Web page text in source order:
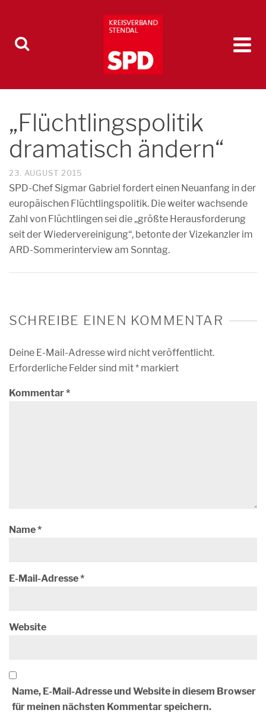
„Flüchtlingspolitik
dramatisch ändern“
23. AUGUST 2015
SPD-Chef Sigmar Gabriel fordert einen Neuanfang in der
europäischen Flüchtlingspolitik. Die weiter wachsende
Zahl von Flüchtlingen sei die „größte Herausforderung
seit der Wiedervereinigung“, betonte der Vizekanzler im
ARD-Sommerinterview am Sonntag.
SCHREIBE EINEN KOMMENTAR
Deine E-Mail-Adresse wird nicht veröffentlicht.
Erforderliche Felder sind mit* markiert
Kommentar*
Name*
E-Mail-Adresse*
Website
Name, E-Mail-Adresse und Website in diesem Browser
für meinen nächsten Kommentar speichern.